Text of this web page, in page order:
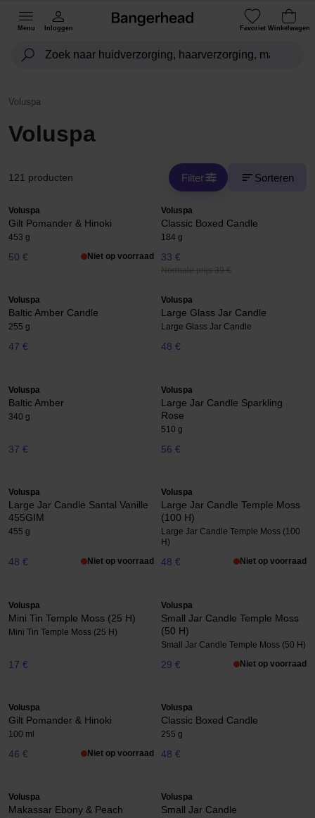
Menu Inloggen Favoriet Winkelwagen
Voluspa
Voluspa
121 producten Filter Sorteren
Voluspa
Gilt Pomander & Hinoki
453 g
50 € Niet op voorraad
Voluspa
Classic Boxed Candle
184 g
33 €
Normale prijs 39 €
Voluspa
Baltic Amber Candle
255 g
47 €
Voluspa
Large Glass Jar Candle
Large Glass Jar Candle
48 €
Voluspa
Baltic Amber
340 g
37 €
Voluspa
Large Jar Candle Sparkling
Rose
510 g
56 €
Voluspa
Large Jar Candle Santal Vanille
455GIM
455 g
48 € Niet op voorraad
Voluspa
Large Jar Candle Temple Moss
(100 H)
Large Jar Candle Temple Moss (100
H)
48 € Niet op voorraad
Voluspa
Mini Tin Temple Moss (25 H)
Mini Tin Temple Moss (25 H)
17 €
Voluspa
Small Jar Candle Temple Moss
(50 H)
Small Jar Candle Temple Moss (50 H)
29 € Niet op voorraad
Voluspa
Gilt Pomander & Hinoki
100 ml
46 € Niet op voorraad
Voluspa
Classic Boxed Candle
255 g
48 €
Voluspa
Makassar Ebony & Peach
Voluspa
Small Jar Candle